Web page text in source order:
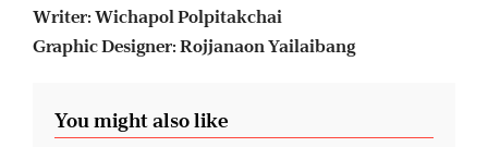
Writer: Wichapol Polpitakchai
Graphic Designer: Rojjanaon Yailaibang
You might also like